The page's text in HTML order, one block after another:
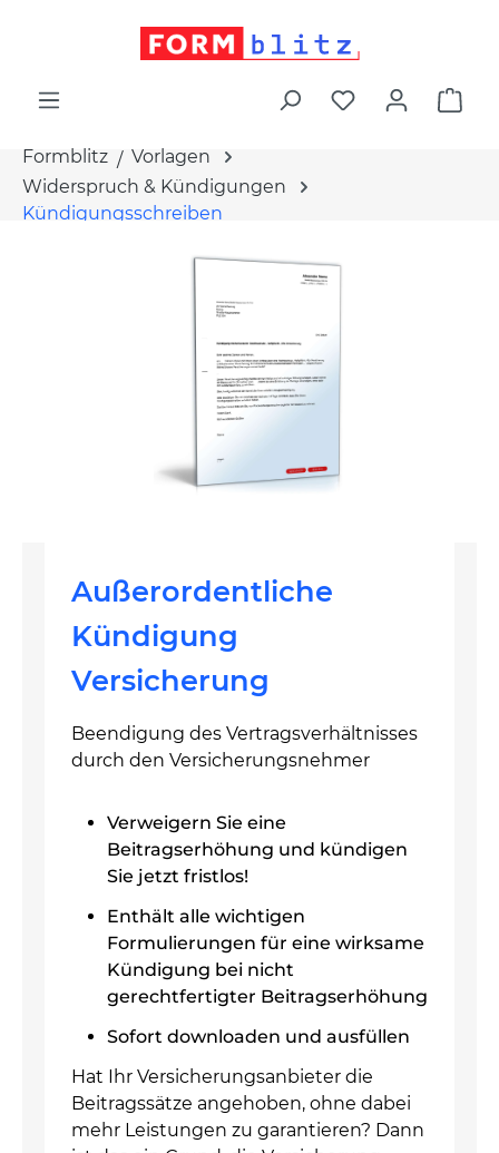
Formblitz
Vorlagen
Widerspruch & Kündigungen
Kündigungsschreiben
Außerordentliche
Kündigung
Versicherung
Beendigung des Vertragsverhältnisses
durch den Versicherungsnehmer
Verweigern Sie eine
Beitragserhöhung und kündigen
Sie jetzt fristlos!
Enthält alle wichtigen
Formulierungen für eine wirksame
Kündigung bei nicht
gerechtfertigter Beitragserhöhung
Sofort downloaden und ausfüllen
Hat Ihr Versicherungsanbieter die
Beitragssätze angehoben, ohne dabei
mehr Leistungen zu garantieren? Dann